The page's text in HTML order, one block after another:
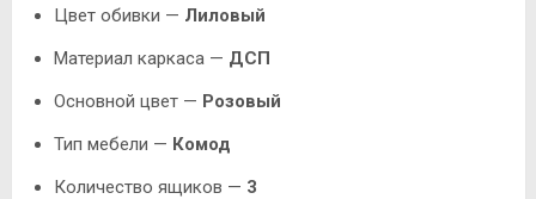
Цвет обивки — Лиловый
Материал каркаса — ДСП
Основной цвет — Розовый
Тип мебели — Комод
Количество ящиков — 3